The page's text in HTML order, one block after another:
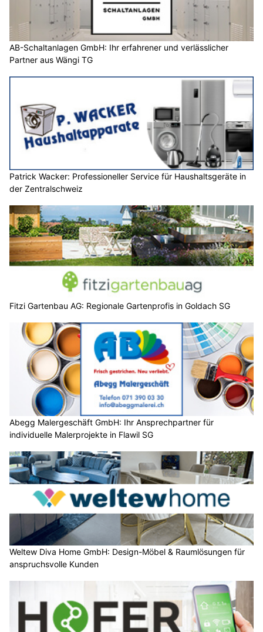
AB-Schaltanlagen GmbH: Ihr erfahrener und verlässlicher
Partner aus Wängi TG
Patrick Wacker: Professioneller Service für Haushaltsgeräte in
der Zentralschweiz
Fitzi Gartenbau AG: Regionale Gartenprofis in Goldach SG
Abegg Malergeschäft GmbH: Ihr Ansprechpartner für
individuelle Malerprojekte in Flawil SG
Weltew Diva Home GmbH: Design-Möbel & Raumlösungen für
anspruchsvolle Kunden